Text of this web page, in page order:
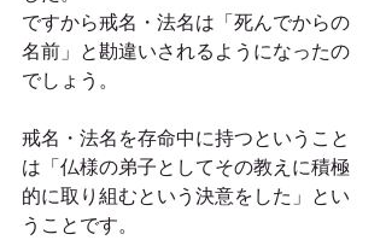
ですから戒名・法名は「死んでからの
名前」と勘違いされるようになったの
でしょう。
戒名・法名を存命中に持つということ
は「仏様の弟子としてその教えに積極
的に取り組むという決意をした」とい
うことです。